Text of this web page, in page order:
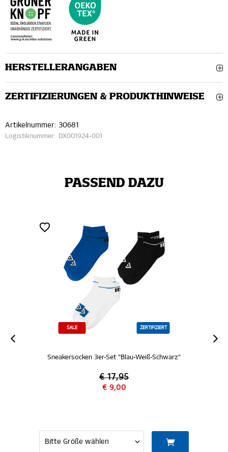
HERSTELLERANGABEN
ZERTIFIZIERUNGEN & PRODUKTHINWEISE
Artikelnummer: 30681
Logistiknummer: DX001924-001
PASSEND DAZU
Sneakersocken 3er-Set "Blau-Weiß-Schwarz"